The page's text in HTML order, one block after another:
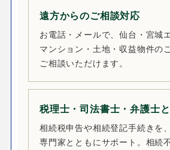
遠方からのご相談対応
お電話・メールで、仙台・宮城
マンション・土地・収益物件の
ご相談いただけます。
税理士・司法書士・弁護士
相続税申告や相続登記手続きを
専門家とともにサポート。相続